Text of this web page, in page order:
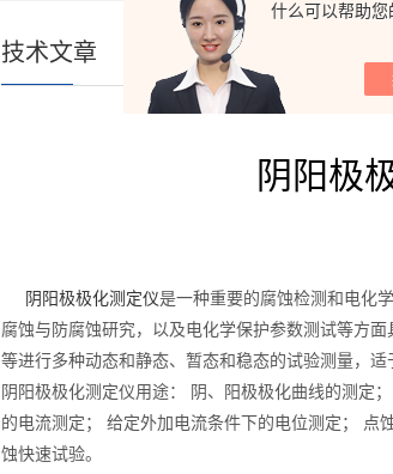
什么可以帮助您
技术文章
阴阳极
阴阳极极化测定仪是一种重要的腐蚀检测和电化
腐蚀与防腐蚀研究，以及电化学保护参数测试等方
等进行多种动态和静态、暂态和稳态的试验测量，
阴阳极极化测定仪用途： 阴、阳极极化曲线的测定
的电流测定； 给定外加电流条件下的电位测定； 点
蚀快速试验。